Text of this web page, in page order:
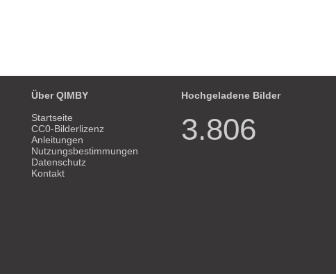
Über QIMBY
Startseite
CC0-Bilderlizenz
Anleitungen
Nutzungsbestimmungen
Datenschutz
Kontakt
Hochgeladene Bilder
3.806